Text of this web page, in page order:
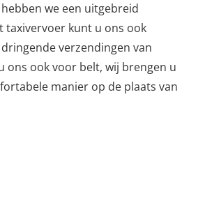
we een uitgebreid
taxivervoer kunt u ons ook
verzendingen van
ons ook voor belt, wij brengen u
manier op de plaats van